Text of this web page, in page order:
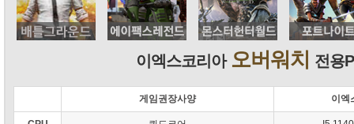
이엑스코리아오버워치 전용
게임권장사양 이엑